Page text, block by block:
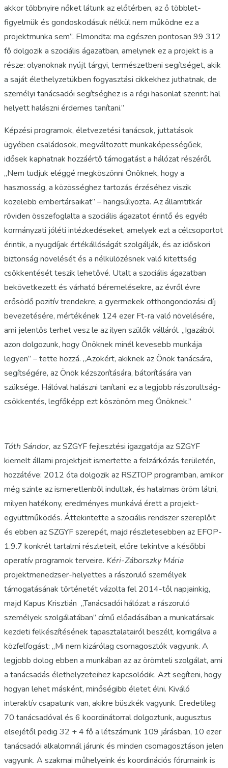
akkor többnyire nőket látunk az előtérben, az ő többlet-
figyelmük és gondoskodásuk nélkül nem működne ez a
projektmunka sem”. Elmondta: ma egészen pontosan 99 312
fő dolgozik a szociális ágazatban, amelynek ez a projekt is a
része: olyanoknak nyújt tárgyi, természetbeni segítséget, akik
a saját élethelyzetükben fogyasztási cikkekhez juthatnak, de
személyi tanácsadói segítséghez is a régi hasonlat szerint: hal
helyett halászni érdemes tanítani.”
Képzési programok, életvezetési tanácsok, juttatások
ügyében családosok, megváltozott munkaképességűek,
idősek kaphatnak hozzáértő támogatást a hálózat részéről.
„Nem tudjuk eléggé megköszönni Önöknek, hogy a
hasznosság, a közösséghez tartozás érzéséhez viszik
közelebb embertársaikat” – hangsúlyozta. Az államtitkár
röviden összefoglalta a szociális ágazatot érintő és egyéb
kormányzati jóléti intézkedéseket, amelyek ezt a célcsoportot
érintik, a nyugdíjak értékállóságát szolgálják, és az időskori
biztonság növelését és a nélkülözésnek való kitettség
csökkentését teszik lehetővé. Utalt a szociális ágazatban
bekövetkezett és várható béremelésekre, az évről évre
erősödő pozitív trendekre, a gyermekek otthongondozási díj
bevezetésére, mértékének 124 ezer Ft-ra való növelésére,
ami jelentős terhet vesz le az ilyen szülők válláról. „Igazából
azon dolgozunk, hogy Önöknek minél kevesebb munkája
legyen” – tette hozzá. „Azokért, akiknek az Önök tanácsára,
segítségére, az Önök kézszorítására, bátorítására van
szüksége. Hálóval halászni tanítani: ez a legjobb rászorultság-
csökkentés, legfőképp ezt köszönöm meg Önöknek.”
Tóth Sándor, az SZGYF fejlesztési igazgatója az SZGYF
kiemelt állami projektjeit ismertette a felzárkózás területén,
hozzátéve: 2012 óta dolgozik az RSZTOP programban, amikor
még szinte az ismeretlenből indultak, és hatalmas öröm látni,
milyen hatékony, eredményes munkává érett a projekt-
együttműködés. Áttekintette a szociális rendszer szereplőit
és ebben az SZGYF szerepét, majd részletesebben az EFOP-
1.9.7 konkrét tartalmi részleteit, előre tekintve a későbbi
operatív programok terveire. Kéri-Záborszky Mária
projektmenedzser-helyettes a rászoruló személyek
támogatásának történetét vázolta fel 2014-től napjainkig,
majd Kapus Krisztián „Tanácsadói hálózat a rászoruló
személyek szolgálatában” című előadásában a munkatársak
kezdeti felkészítésének tapasztalatairól beszélt, korrigálva a
közfelfogást: „Mi nem kizárólag csomagosztók vagyunk. A
legjobb dolog ebben a munkában az az örömteli szolgálat, ami
a tanácsadás élethelyzeteihez kapcsolódik. Azt segíteni, hogy
hogyan lehet másként, minőségibb életet élni. Kiváló
interaktív csapatunk van, akikre büszkék vagyunk. Eredetileg
70 tanácsadóval és 6 koordinátorral dolgoztunk, augusztus
elsejétől pedig 32 + 4 fő a létszámunk 109 járásban, 10 ezer
tanácsadói alkalomnál járunk és minden csomagosztáson jelen
vagyunk. A szakmai műhelyeink és koordinációs fórumaink is